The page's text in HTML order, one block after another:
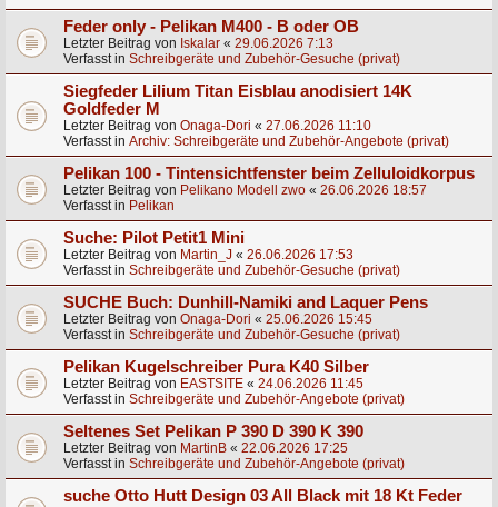
Feder only - Pelikan M400 - B oder OB
Letzter Beitrag von Iskalar « 29.06.2026 7:13
Verfasst in Schreibgeräte und Zubehör-Gesuche (privat)
Siegfeder Lilium Titan Eisblau anodisiert 14K
Goldfeder M
Letzter Beitrag von Onaga-Dori « 27.06.2026 11:10
Verfasst in Archiv: Schreibgeräte und Zubehör-Angebote (privat)
Pelikan 100 - Tintensichtfenster beim Zelluloidkorpus
Letzter Beitrag von Pelikano Modell zwo « 26.06.2026 18:57
Verfasst in Pelikan
Suche: Pilot Petit1 Mini
Letzter Beitrag von Martin_J « 26.06.2026 17:53
Verfasst in Schreibgeräte und Zubehör-Gesuche (privat)
SUCHE Buch: Dunhill-Namiki and Laquer Pens
Letzter Beitrag von Onaga-Dori « 25.06.2026 15:45
Verfasst in Schreibgeräte und Zubehör-Gesuche (privat)
Pelikan Kugelschreiber Pura K40 Silber
Letzter Beitrag von EASTSITE « 24.06.2026 11:45
Verfasst in Schreibgeräte und Zubehör-Angebote (privat)
Seltenes Set Pelikan P 390 D 390 K 390
Letzter Beitrag von MartinB « 22.06.2026 17:25
Verfasst in Schreibgeräte und Zubehör-Angebote (privat)
suche Otto Hutt Design 03 All Black mit 18 Kt Feder